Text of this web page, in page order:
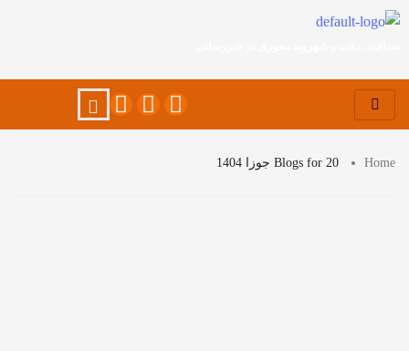
Home Blogs for 20 جوزا 1404